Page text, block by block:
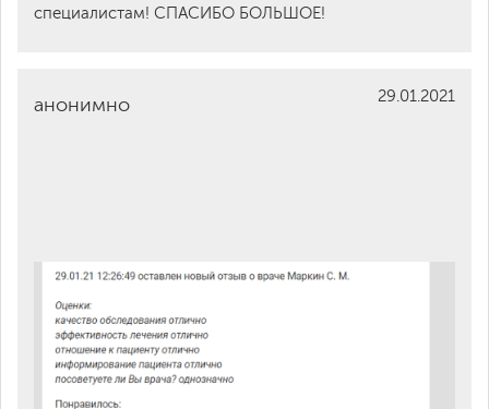
специалистам! СПАСИБО БОЛЬШОЕ!
29.01.2021
анонимно